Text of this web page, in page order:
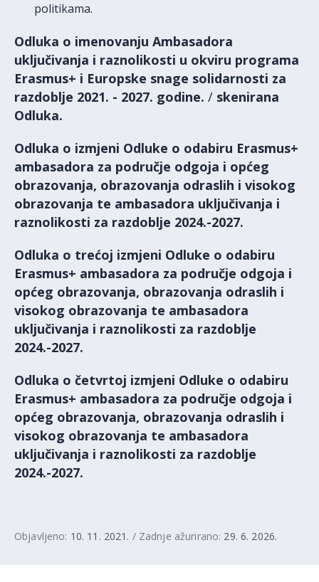
politikama.
Odluka o imenovanju Ambasadora
uključivanja i raznolikosti u okviru programa
Erasmus+ i Europske snage solidarnosti za
razdoblje 2021. - 2027. godine. / skenirana
Odluka.
Odluka o izmjeni Odluke o odabiru Erasmus+
ambasadora za područje odgoja i općeg
obrazovanja, obrazovanja odraslih i visokog
obrazovanja te ambasadora uključivanja i
raznolikosti za razdoblje 2024.-2027.
Odluka o trećoj izmjeni Odluke o odabiru
Erasmus+ ambasadora za područje odgoja i
općeg obrazovanja, obrazovanja odraslih i
visokog obrazovanja te ambasadora
uključivanja i raznolikosti za razdoblje
2024.-2027.
Odluka o četvrtoj izmjeni Odluke o odabiru
Erasmus+ ambasadora za područje odgoja i
općeg obrazovanja, obrazovanja odraslih i
visokog obrazovanja te ambasadora
uključivanja i raznolikosti za razdoblje
2024.-2027.
Objavljeno: 10. 11. 2021. / Zadnje ažurirano: 29. 6. 2026.